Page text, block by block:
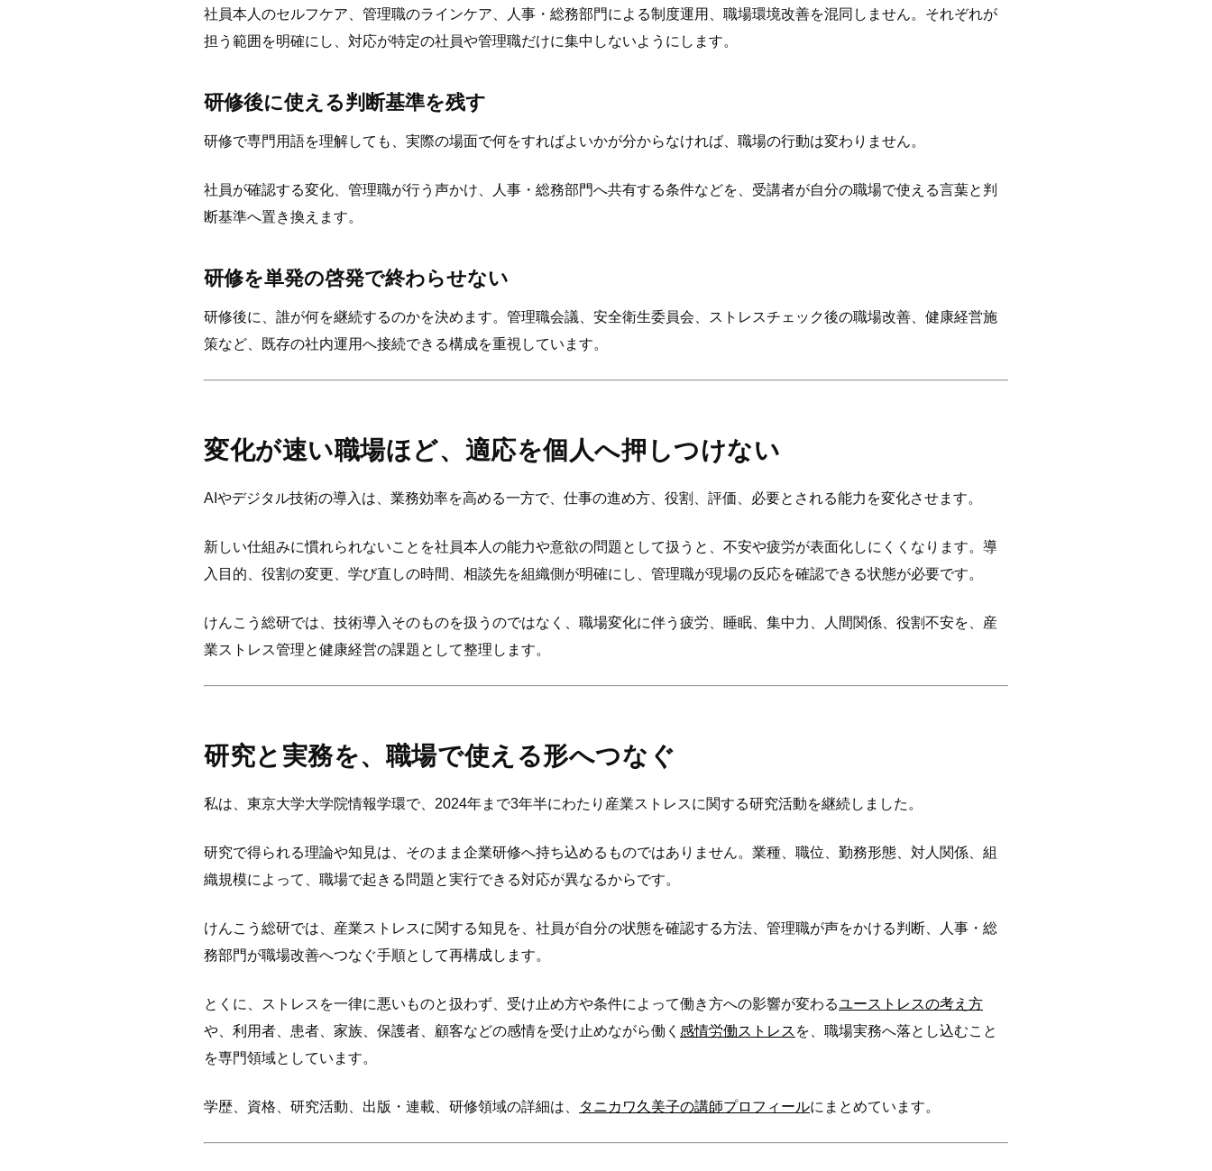
社員本人のセルフケア、管理職のラインケア、人事・総務部門による制度運用、職場環境改善を混同しません。それぞれが
担う範囲を明確にし、対応が特定の社員や管理職だけに集中しないようにします。
研修後に使える判断基準を残す
研修で専門用語を理解しても、実際の場面で何をすればよいかが分からなければ、職場の行動は変わりません。
社員が確認する変化、管理職が行う声かけ、人事・総務部門へ共有する条件などを、受講者が自分の職場で使える言葉と判
断基準へ置き換えます。
研修を単発の啓発で終わらせない
研修後に、誰が何を継続するのかを決めます。管理職会議、安全衛生委員会、ストレスチェック後の職場改善、健康経営施
策など、既存の社内運用へ接続できる構成を重視しています。
変化が速い職場ほど、適応を個人へ押しつけない
AIやデジタル技術の導入は、業務効率を高める一方で、仕事の進め方、役割、評価、必要とされる能力を変化させます。
新しい仕組みに慣れられないことを社員本人の能力や意欲の問題として扱うと、不安や疲労が表面化しにくくなります。導
入目的、役割の変更、学び直しの時間、相談先を組織側が明確にし、管理職が現場の反応を確認できる状態が必要です。
けんこう総研では、技術導入そのものを扱うのではなく、職場変化に伴う疲労、睡眠、集中力、人間関係、役割不安を、産
業ストレス管理と健康経営の課題として整理します。
研究と実務を、職場で使える形へつなぐ
私は、東京大学大学院情報学環で、2024年まで3年半にわたり産業ストレスに関する研究活動を継続しました。
研究で得られる理論や知見は、そのまま企業研修へ持ち込めるものではありません。業種、職位、勤務形態、対人関係、組
織規模によって、職場で起きる問題と実行できる対応が異なるからです。
けんこう総研では、産業ストレスに関する知見を、社員が自分の状態を確認する方法、管理職が声をかける判断、人事・総
務部門が職場改善へつなぐ手順として再構成します。
とくに、ストレスを一律に悪いものと扱わず、受け止め方や条件によって働き方への影響が変わるユーストレスの考え方
や、利用者、患者、家族、保護者、顧客などの感情を受け止めながら働く 感情労働ストレス を、職場実務へ落とし込むこと
を専門領域としています。
学歴、資格、研究活動、出版・連載、研修領域の詳細は、 タニカワ久美子の講師プロフィールにまとめています。